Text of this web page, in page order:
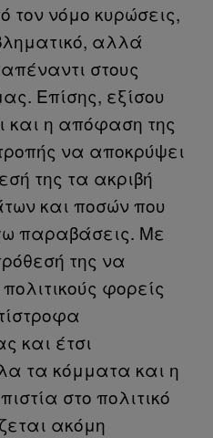
νόμο κυρώσεις,
αλλά
στους
Επίσης, εξίσου
και η απόφαση της
να αποκρύψει
της τα ακριβή
και ποσών που
παραβάσεις. Με
της να
φορείς
και έτσι
τα κόμματα και η
στο πολιτικό
ακόμη